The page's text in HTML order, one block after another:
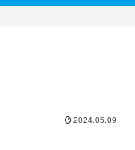
2024.05.09